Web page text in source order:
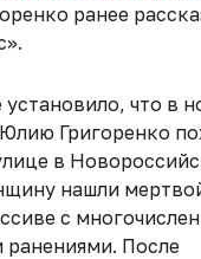
ранее
установило, что в
Григоренко
в
нашли
с
После